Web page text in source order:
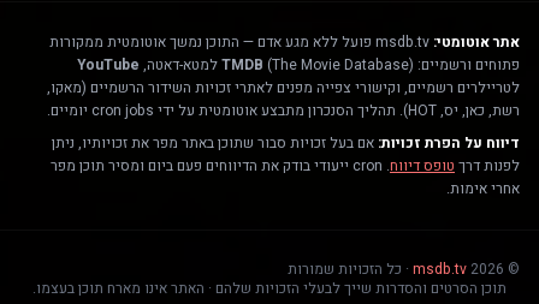
אתר אוטומטי:
msdb.tv פועל ללא מגע אדם — התוכן נמשך אוטומטית ממקורות
פתוחים ורשמיים:
TMDB (The Movie Database) למטא-דאטה,
YouTube
לטריילרים רשמיים, וקישורי צפייה מפנים לאתרי זכויות השידור הרשמיים (מאקו,
רשת, כאן, יס, HOT). תהליך הסנכרון מתבצע אוטומטית על ידי cron jobs יומיים.
דיווח על הפרת זכויות: אם בעל זכויות סבור שתוכן באתר מפר את זכויותיו, ניתן
לפנות דרך טופס דיווח
. cron ייעודי בודק את הדיווחים פעם ביום ומסיר תוכן מפר
אחרי אימות.
© 2026
msdb.tv · כל הזכויות שמורות
תוכן הסרטים והסדרות שייך לבעלי הזכויות שלהם · האתר אינו מארח תוכן בעצמו.